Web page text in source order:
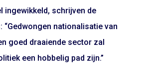
ingewikkeld, schrijven de
“Gedwongen nationalisatie van
goed draaiende sector zal
een hobbelig pad zijn.”